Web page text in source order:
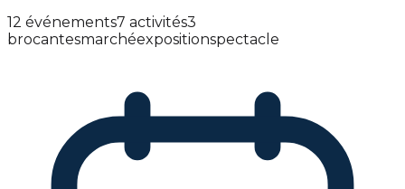
12 événements7 activités3
brocantesmarchéexpositionspectacle